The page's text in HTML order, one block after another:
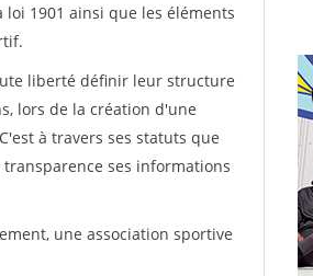
1901 ainsi que les éléments
liberté définir leur structure
lors de la création d'une
à travers ses statuts que
ses informations
une association sportive